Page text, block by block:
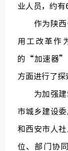
业人员，约有
作为陕西省
用工改革作
的“加速器”
方面进行了探
为加强建筑
市城乡建设
和西安市人
位、部门协